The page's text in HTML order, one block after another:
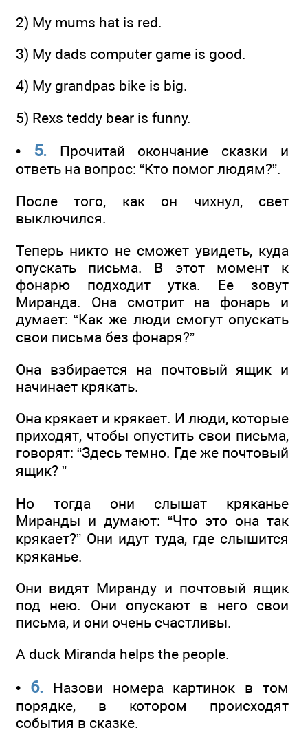
2) My mums hat is red.
3) My dads computer game is good.
4) My grandpas bike is big.
5) Rexs teddy bear is funny.
• 5.Прочитай окончание сказки и
ответь на вопрос: “Кто помог людям?”.
После того, как он чихнул, свет
выключился.
Теперь никто не сможет увидеть, куда
опускать письма. В этот момент к
фонарю подходит утка. Ее зовут
Миранда. Она смотрит на фонарь и
думает: “Как же люди смогут опускать
свои письма без фонаря?”
Она взбирается на почтовый ящик и
начинает крякать.
Она крякает и крякает. И люди, которые
приходят, чтобы опустить свои письма,
говорят: “Здесь темно. Где же почтовый
ящик? ”
Но тогда они слышат кряканье
Миранды и думают: “Что это она так
крякает?” Они идут туда, где слышится
кряканье.
Они видят Миранду и почтовый ящик
под нею. Они опускают в него свои
письма, и они очень счастливы.
A duck Miranda helps the people.
• 6.Назови номера картинок в том
порядке, в котором происходят
события в сказке.